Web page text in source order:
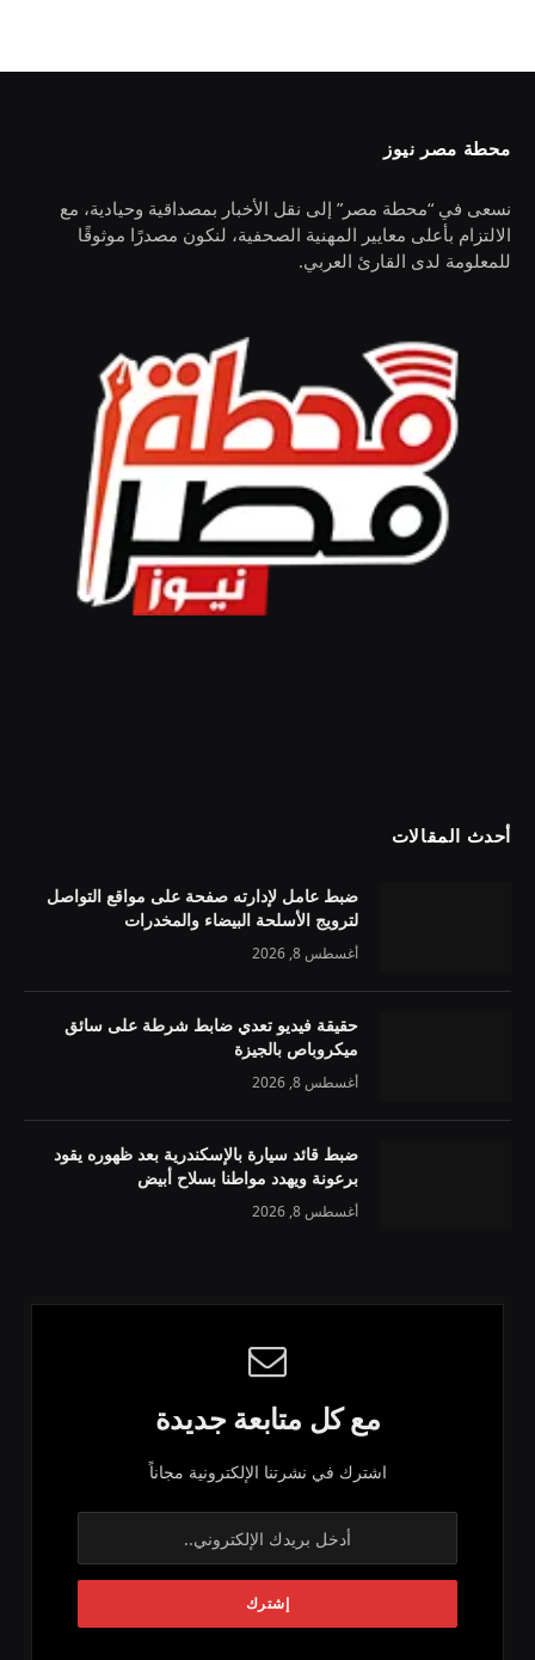
محطة مصر نيوز
نسعى في “محطة مصر” إلى نقل الأخبار بمصداقية وحيادية، مع
الالتزام بأعلى معايير المهنية الصحفية، لنكون مصدرًا موثوقًا
للمعلومة لدى القارئ العربي.
أحدث المقالات
ضبط عامل لإدارته صفحة على مواقع التواصل
لترويج الأسلحة البيضاء والمخدرات
أغسطس 8, 2026
حقيقة فيديو تعدي ضابط شرطة على سائق
ميكروباص بالجيزة
أغسطس 8, 2026
ضبط قائد سيارة بالإسكندرية بعد ظهوره يقود
برعونة ويهدد مواطنا بسلاح أبيض
أغسطس 8, 2026
مع كل متابعة جديدة
اشترك في نشرتنا الإلكترونية مجاناً